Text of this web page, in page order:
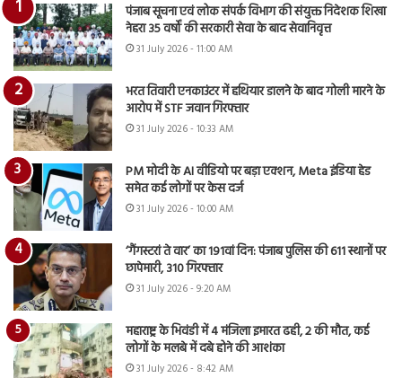
पंजाब सूचना एवं लोक संपर्क विभाग की संयुक्त निदेशक शिखा
नेहरा 35 वर्षों की सरकारी सेवा के बाद सेवानिवृत्त
31 July 2026 - 11:00 AM
भरत तिवारी एनकाउंटर में हथियार डालने के बाद गोली मारने के
आरोप में STF जवान गिरफ्तार
31 July 2026 - 10:33 AM
PM मोदी के AI वीडियो पर बड़ा एक्शन, Meta इंडिया हेड
समेत कई लोगों पर केस दर्ज
31 July 2026 - 10:00 AM
‘गैंगस्टरां ते वार’ का 191वां दिन: पंजाब पुलिस की 611 स्थानों पर
छापेमारी, 310 गिरफ्तार
31 July 2026 - 9:20 AM
महाराष्ट्र के भिवंडी में 4 मंजिला इमारत ढही, 2 की मौत, कई
लोगों के मलबे में दबे होने की आशंका
31 July 2026 - 8:42 AM